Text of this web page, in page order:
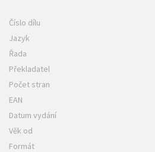
Číslo dílu
Jazyk
Řada
Překladatel
Počet stran
EAN
Datum vydání
Věk od
Formát